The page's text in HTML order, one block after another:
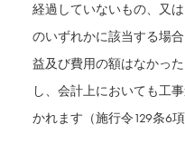
経過していないもの、又
のいずれかに該当する場
益及び費用の額はなかっ
し、会計上においても工
かれます（施行令129条6項